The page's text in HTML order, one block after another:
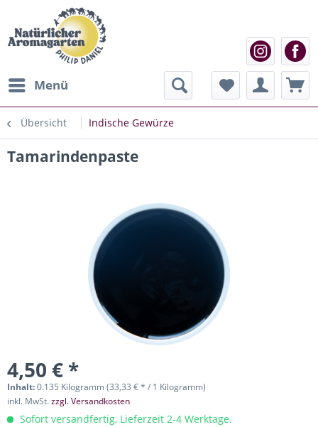
Menü
Übersicht Indische Gewürze
Tamarindenpaste
4,50 € *
Inhalt:0.135 Kilogramm (33,33 € * / 1 Kilogramm)
inkl. MwSt.zzgl. Versandkosten
Sofort versandfertig, Lieferzeit 2-4 Werktage.